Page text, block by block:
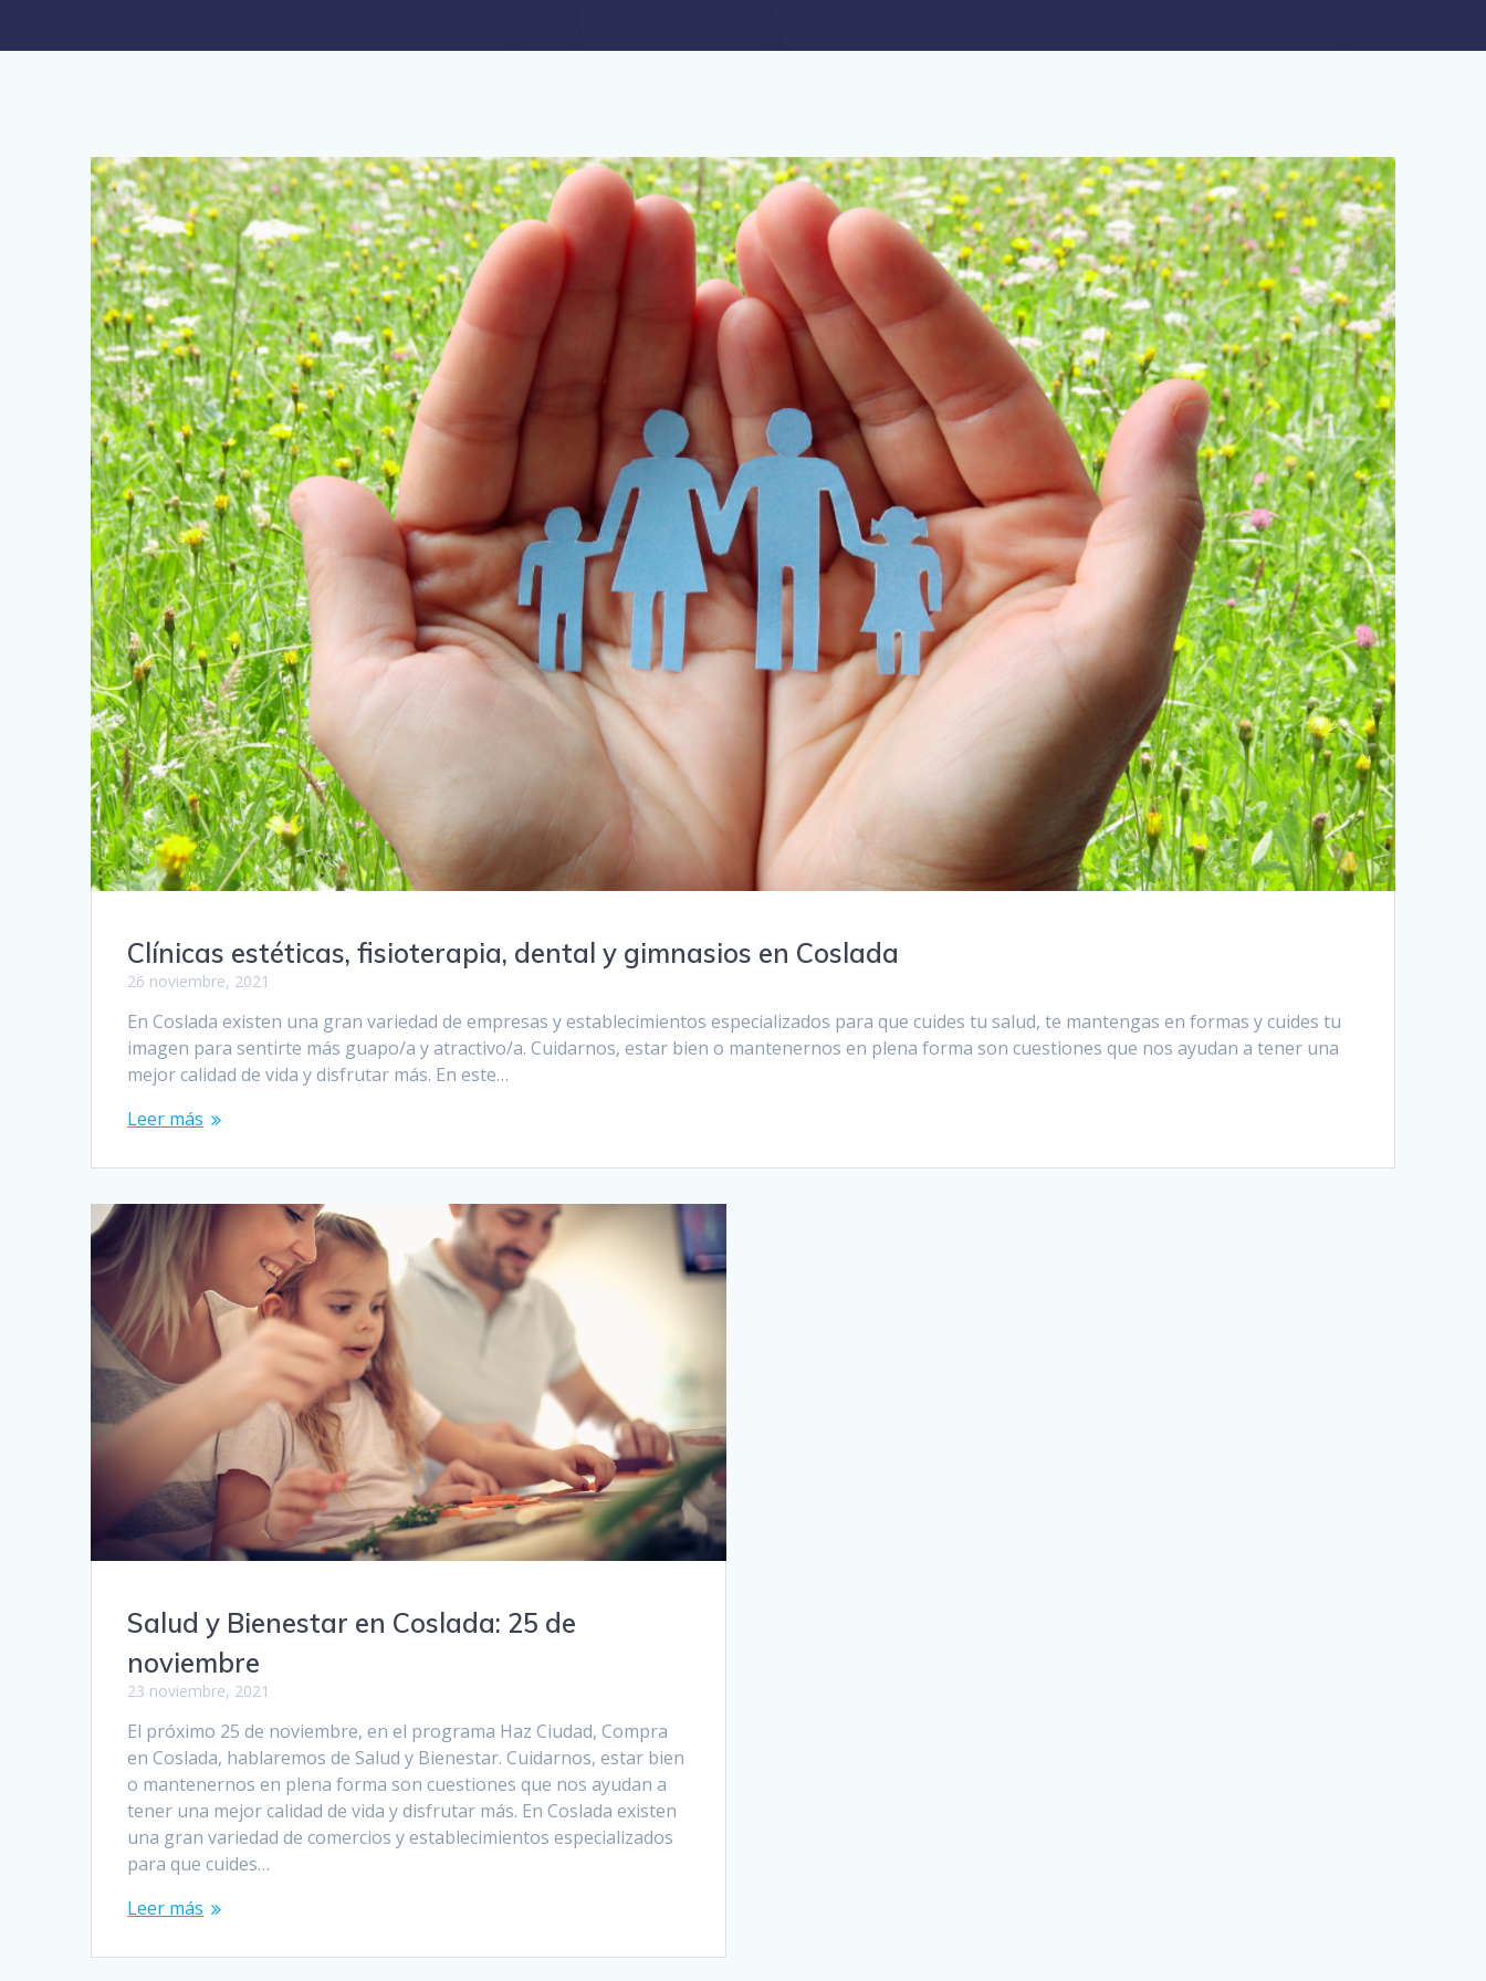
Clínicas estéticas, fisioterapia, dental y gimnasios en Coslada
26 noviembre, 2021
En Coslada existen una gran variedad de empresas y establecimientos especializados para que cuides tu salud, te mantengas en formas y cuides tu
imagen para sentirte más guapo/a y atractivo/a. Cuidarnos, estar bien o mantenernos en plena forma son cuestiones que nos ayudan a tener una
mejor calidad de vida y disfrutar más. En este…
Leer más
Salud y Bienestar en Coslada: 25 de
noviembre
23 noviembre, 2021
El próximo 25 de noviembre, en el programa Haz Ciudad, Compra
en Coslada, hablaremos de Salud y Bienestar. Cuidarnos, estar bien
o mantenernos en plena forma son cuestiones que nos ayudan a
tener una mejor calidad de vida y disfrutar más. En Coslada existen
una gran variedad de comercios y establecimientos especializados
para que cuides…
Leer más